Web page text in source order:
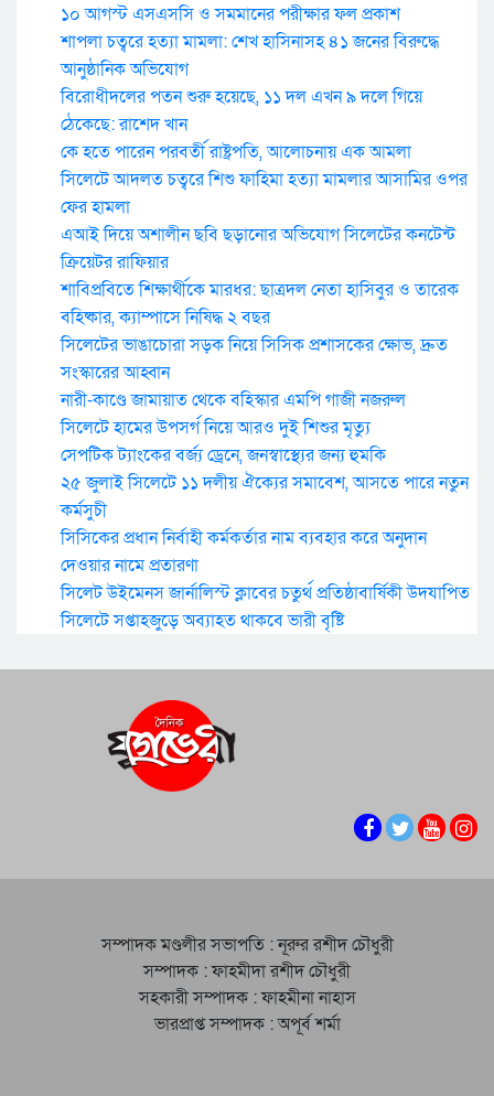
১০ আগস্ট এসএসসি ও সমমানের পরীক্ষার ফল প্রকাশ
শাপলা চত্বরে হত্যা মামলা: শেখ হাসিনাসহ ৪১ জনের বিরুদ্ধে
আনুষ্ঠানিক অভিযোগ
বিরোধীদলের পতন শুরু হয়েছে, ১১ দল এখন ৯ দলে গিয়ে
ঠেকেছে: রাশেদ খান
কে হতে পারেন পরবর্তী রাষ্ট্রপতি, আলোচনায় এক আমলা
সিলেটে আদলত চত্বরে শিশু ফাহিমা হত্যা মামলার আসামির ওপর
ফের হামলা
এআই দিয়ে অশালীন ছবি ছড়ানোর অভিযোগ সিলেটের কনটেন্ট
ক্রিয়েটর রাফিয়ার
শাবিপ্রবিতে শিক্ষার্থীকে মারধর: ছাত্রদল নেতা হাসিবুর ও তারেক
বহিষ্কার, ক্যাম্পাসে নিষিদ্ধ ২ বছর
সিলেটের ভাঙাচোরা সড়ক নিয়ে সিসিক প্রশাসকের ক্ষোভ, দ্রুত
সংস্কারের আহ্বান
নারী-কাণ্ডে জামায়াত থেকে বহিস্কার এমপি গাজী নজরুল
সিলেটে হামের উপসর্গ নিয়ে আরও দুই শিশুর মৃত্যু
সেপটিক ট্যাংকের বর্জ্য ড্রেনে, জনস্বাস্থ্যের জন্য হুমকি
২৫ জুলাই সিলেটে ১১ দলীয় ঐক্যের সমাবেশ, আসতে পারে নতুন
কর্মসুচী
সিসিকের প্রধান নির্বাহী কর্মকর্তার নাম ব্যবহার করে অনুদান
দেওয়ার নামে প্রতারণা
সিলেট উইমেনস জার্নালিস্ট ক্লাবের চতুর্থ প্রতিষ্ঠাবার্ষিকী উদযাপিত
সিলেটে সপ্তাহজুড়ে অব্যাহত থাকবে ভারী বৃষ্টি
সম্পাদক মণ্ডলীর সভাপতি : নূরুর রশীদ চৌধুরী
সম্পাদক : ফাহমীদা রশীদ চৌধুরী
সহকারী সম্পাদক : ফাহমীনা নাহাস
ভারপ্রাপ্ত সম্পাদক : অপূর্ব শর্মা